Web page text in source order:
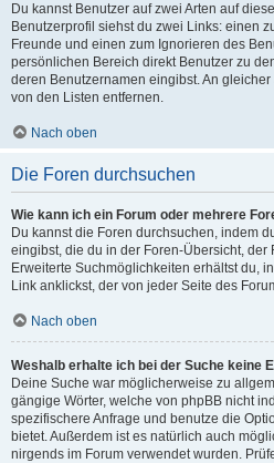
Du kannst Benutzer auf zwei Arten auf
Benutzerprofil siehst du zwei Links: einen
Freunde und einen zum Ignorieren des
persönlichen Bereich direkt Benutzer zu
deren Benutzernamen eingibst. An
von den Listen entfernen.
Nach oben
Die Foren durchsuchen
Wie kann ich ein Forum oder mehrere
Du kannst die Foren durchsuchen, indem
eingibst, die du in der Foren-Übersicht,
Erweiterte Suchmöglichkeiten erhältst du,
Link anklickst, der von jeder Seite des
Nach oben
Weshalb erhalte ich bei der Suche keine
Deine Suche war möglicherweise zu
gängige Wörter, welche von phpBB nicht
spezifischere Anfrage und benutze die
bietet. Außerdem ist es natürlich auch
nirgends im Forum verwendet wurden.